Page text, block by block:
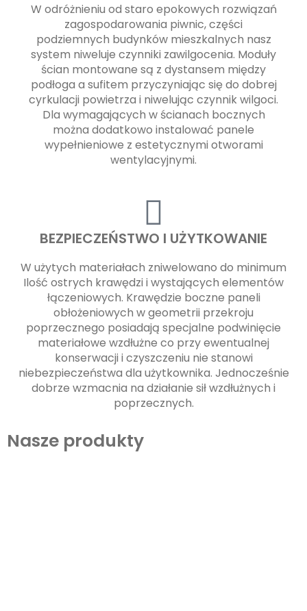
W odróżnieniu od staro epokowych rozwiązań
zagospodarowania piwnic, części
podziemnych budynków mieszkalnych nasz
system niweluje czynniki zawilgocenia. Moduły
ścian montowane są z dystansem między
podłoga a sufitem przyczyniając się do dobrej
cyrkulacji powietrza i niwelując czynnik wilgoci.
Dla wymagających w ścianach bocznych
można dodatkowo instalować panele
wypełnieniowe z estetycznymi otworami
wentylacyjnymi.
BEZPIECZEŃSTWO I UŻYTKOWANIE
W użytych materiałach zniwelowano do minimum
Ilość ostrych krawędzi i wystających elementów
łączeniowych. Krawędzie boczne paneli
obłożeniowych w geometrii przekroju
poprzecznego posiadają specjalne podwinięcie
materiałowe wzdłużne co przy ewentualnej
konserwacji i czyszczeniu nie stanowi
niebezpieczeństwa dla użytkownika. Jednocześnie
dobrze wzmacnia na działanie sił wzdłużnych i
poprzecznych.
Nasze produkty